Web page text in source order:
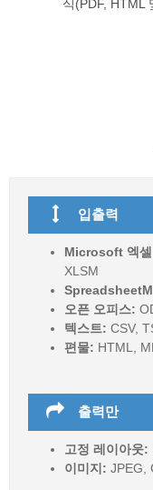
식(PDF, HTML
입출력
Microsoft 엑
XLSM
오픈 오피스:
텍스트: CSV,
편물: HTML,
출력만
고정 레이아웃:
이미지: JPEG,